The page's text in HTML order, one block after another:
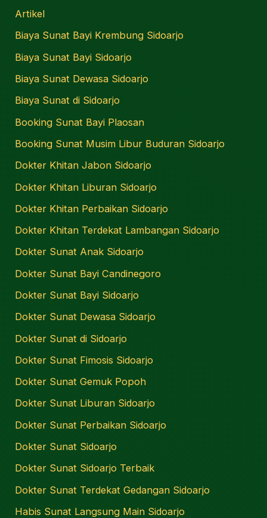
Artikel
Biaya Sunat Bayi Krembung Sidoarjo
Biaya Sunat Bayi Sidoarjo
Biaya Sunat Dewasa Sidoarjo
Biaya Sunat di Sidoarjo
Booking Sunat Bayi Plaosan
Booking Sunat Musim Libur Buduran Sidoarjo
Dokter Khitan Jabon Sidoarjo
Dokter Khitan Liburan Sidoarjo
Dokter Khitan Perbaikan Sidoarjo
Dokter Khitan Terdekat Lambangan Sidoarjo
Dokter Sunat Anak Sidoarjo
Dokter Sunat Bayi Candinegoro
Dokter Sunat Bayi Sidoarjo
Dokter Sunat Dewasa Sidoarjo
Dokter Sunat di Sidoarjo
Dokter Sunat Fimosis Sidoarjo
Dokter Sunat Gemuk Popoh
Dokter Sunat Liburan Sidoarjo
Dokter Sunat Perbaikan Sidoarjo
Dokter Sunat Sidoarjo
Dokter Sunat Sidoarjo Terbaik
Dokter Sunat Terdekat Gedangan Sidoarjo
Habis Sunat Langsung Main Sidoarjo